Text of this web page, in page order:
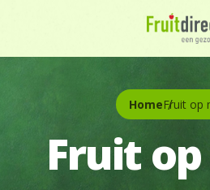
HomeFruit op
Fruit